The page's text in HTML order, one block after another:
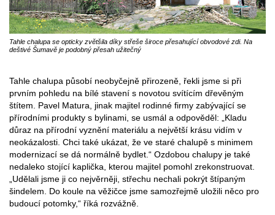
Tahle chalupa se opticky zvětšila díky střeše široce přesahující obvodové zdi. Na
deštivé Šumavě je podobný přesah užitečný
Tahle chalupa působí neobyčejně přirozeně, řekli jsme si při
prvním pohledu na bílé stavení s novotou svítícím dřevěným
štítem. Pavel Matura, jinak majitel rodinné firmy zabývající se
přírodními produkty s bylinami, se usmál a odpověděl: „Kladu
důraz na přírodní vyznění materiálu a největší krásu vidím v
neokázalosti. Chci také ukázat, že ve staré chalupě s minimem
modernizací se dá normálně bydlet.“ Ozdobou chalupy je také
nedaleko stojící kaplička, kterou majitel pomohl zrekonstruovat.
„Udělali jsme ji co nejvěrněji, střechu nechali pokrýt štípaným
šindelem. Do koule na věžičce jsme samozřejmě uložili něco pro
budoucí potomky,“ říká rozvážně.